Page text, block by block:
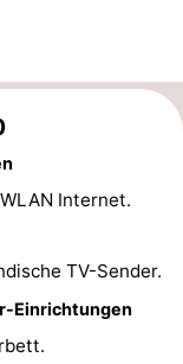
Internet.
TV-Sender.
Einrichtungen